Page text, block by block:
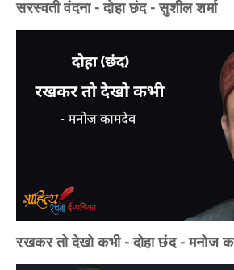
सरस्वती वंदना - दोहा छंद - सुशील शर्मा
रखकर तो देखो कभी - दोहा छंद - मनोज